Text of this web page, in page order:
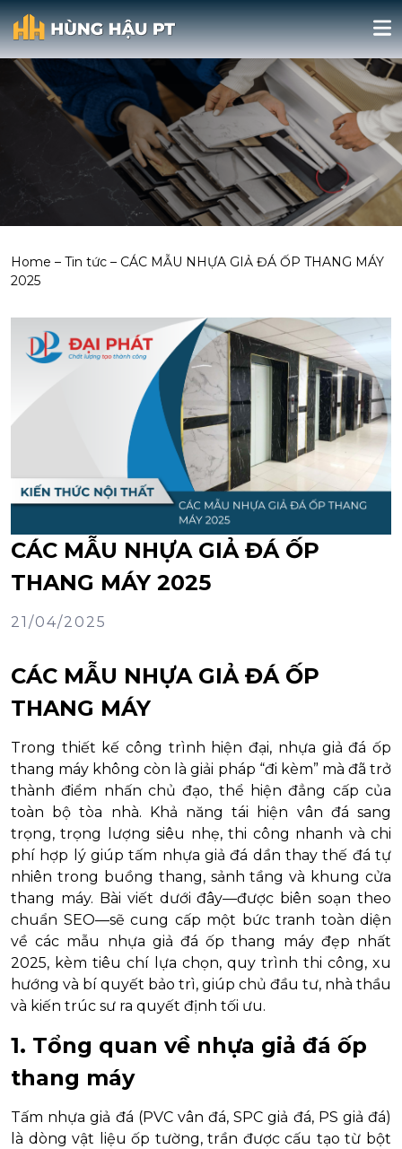
Home – Tin tức – CÁC MẪU NHỰA GIẢ ĐÁ ỐP THANG MÁY
2025
CÁC MẪU NHỰA GIẢ ĐÁ ỐP
THANG MÁY 2025
21/04/2025
CÁC MẪU NHỰA GIẢ ĐÁ ỐP
THANG MÁY
Trong thiết kế công trình hiện đại, nhựa giả đá ốp
thang máy không còn là giải pháp “đi kèm” mà đã trở
thành điểm nhấn chủ đạo, thể hiện đẳng cấp của
toàn bộ tòa nhà. Khả năng tái hiện vân đá sang
trọng, trọng lượng siêu nhẹ, thi công nhanh và chi
phí hợp lý giúp tấm nhựa giả đá dần thay thế đá tự
nhiên trong buồng thang, sảnh tầng và khung cửa
thang máy. Bài viết dưới đây—được biên soạn theo
chuẩn SEO—sẽ cung cấp một bức tranh toàn diện
về các mẫu nhựa giả đá ốp thang máy đẹp nhất
2025, kèm tiêu chí lựa chọn, quy trình thi công, xu
hướng và bí quyết bảo trì, giúp chủ đầu tư, nhà thầu
và kiến trúc sư ra quyết định tối ưu.
1. Tổng quan về nhựa giả đá ốp
thang máy
Tấm nhựa giả đá (PVC vân đá, SPC giả đá, PS giả đá)
là dòng vật liệu ốp tường, trần được cấu tạo từ bột